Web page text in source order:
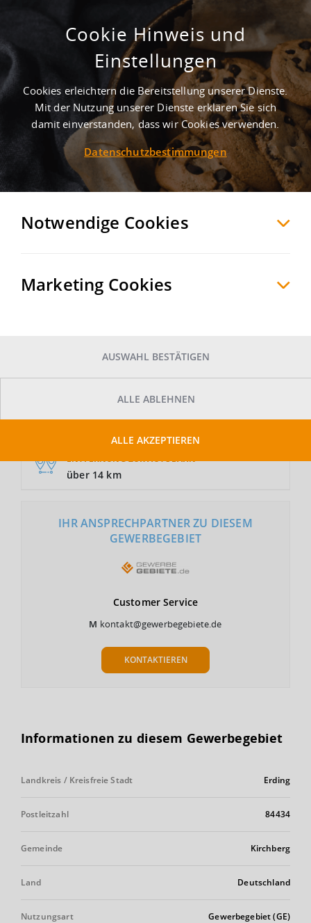
Gewerbegebiet Burgharting
Kirchberg , Deutschland
MERKEN VERGLEICHEN EXPORT PDF
Auf Anfrage
ENTFERNUNG ZUR AUTOBAHN
über 14 km
IHR ANSPRECHPARTNER ZU DIESEM
GEWERBEGEBIET
Customer Service
M kontakt@gewerbegebiete.de
KONTAKTIEREN
Informationen zu diesem Gewerbegebiet
Landkreis / Kreisfreie Stadt Erding
Postleitzahl 84434
Gemeinde Kirchberg
Land Deutschland
Nutzungsart Gewerbegebiet (GE)
Cookie Hinweis und
Einstellungen
Cookies erleichtern die Bereitstellung unserer Dienste.
Mit der Nutzung unserer Dienste erklären Sie sich
damit einverstanden, dass wir Cookies verwenden.
Datenschutzbestimmungen
Notwendige Cookies
Marketing Cookies
AUSWAHL BESTÄTIGEN
ALLE ABLEHNEN
ALLE AKZEPTIEREN